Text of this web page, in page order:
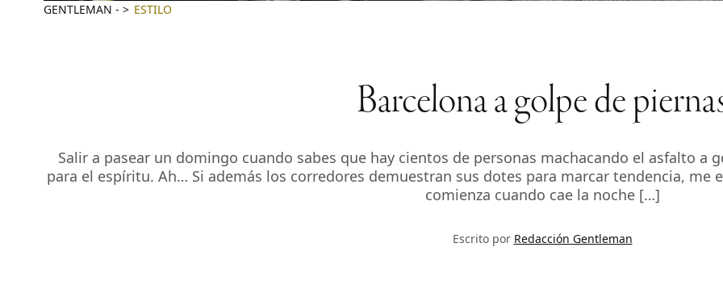
GENTLEMAN - ESTILO
Barcelona a golpe de
Salir a pasear un domingo cuando sabes que hay cientos de personas machacando el asfalto a
para el espíritu. Ah… Si además los corredores demuestran sus dotes para marcar tendencia, me
comienza cuando cae la noche […]
Escrito por Redacción Gentleman